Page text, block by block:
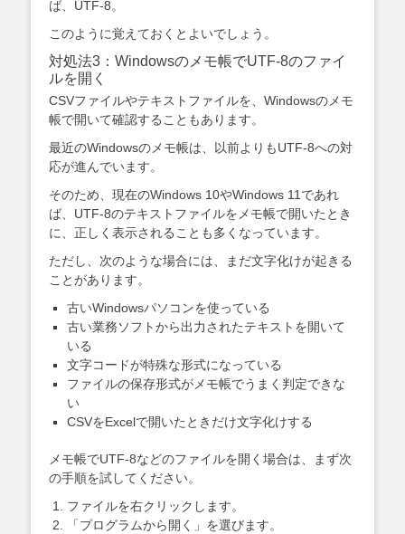
ば、UTF-8。
このように覚えておくとよいでしょう。
対処法3：Windowsのメモ帳でUTF-8のファイ
ルを開く
CSVファイルやテキストファイルを、Windowsのメモ
帳で開いて確認することもあります。
最近のWindowsのメモ帳は、以前よりもUTF-8への対
応が進んでいます。
そのため、現在のWindows 10やWindows 11であれ
ば、UTF-8のテキストファイルをメモ帳で開いたとき
に、正しく表示されることも多くなっています。
ただし、次のような場合には、まだ文字化けが起きる
ことがあります。
古いWindowsパソコンを使っている
古い業務ソフトから出力されたテキストを開いて
いる
文字コードが特殊な形式になっている
ファイルの保存形式がメモ帳でうまく判定できな
い
CSVをExcelで開いたときだけ文字化けする
メモ帳でUTF-8などのファイルを開く場合は、まず次
の手順を試してください。
ファイルを右クリックします。
「プログラムから開く」を選びます。